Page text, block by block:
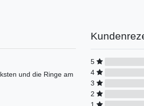
und die Ringe am
5
4
3
2
1